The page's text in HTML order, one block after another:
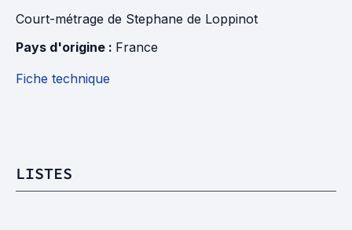
Court-métrage de Stephane de Loppinot
Pays d'origine : France
Fiche technique
LISTES